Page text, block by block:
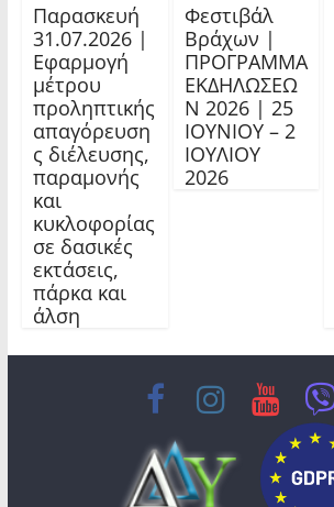
Παρασκευή
31.07.2026 |
Εφαρμογή
μέτρου
προληπτικής
απαγόρευση
ς διέλευσης,
παραμονής
και
κυκλοφορίας
σε δασικές
εκτάσεις,
πάρκα και
άλση
Φεστιβάλ
Βράχων |
ΠΡΟΓΡΑΜΜΑ
ΕΚΔΗΛΩΣΕΩ
Ν 2026 | 25
ΙΟΥΝΙΟΥ – 2
ΙΟΥΛΙΟΥ
2026